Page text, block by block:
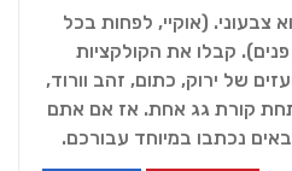
צבעוני. (אוקיי, לפחות בכל
קבלו את הקולקציות
של ירוק, כתום, זהב וורוד,
תחת קורת גג אחת. אז אם אתם
נכתבו במיוחד עבורכם.